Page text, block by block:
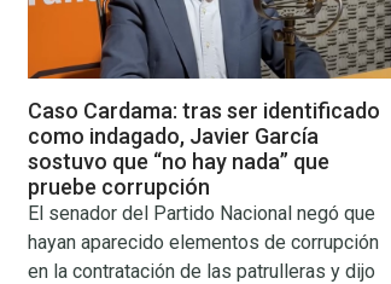
Caso Cardama: tras ser identificado
como indagado, Javier García
sostuvo que “no hay nada” que
pruebe corrupción
El senador del Partido Nacional negó que
hayan aparecido elementos de corrupción
en la contratación de las patrulleras y dijo